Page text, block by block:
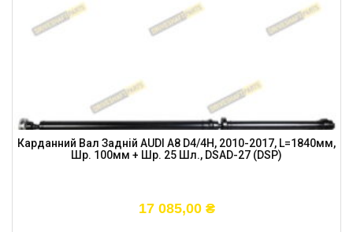
Карданний Вал Задній AUDI A8 D4/4H, 2010-2017, L=1840мм,
Шр. 100мм + Шр. 25 Шл., DSAD-27 (DSP)
17 085,00 ₴